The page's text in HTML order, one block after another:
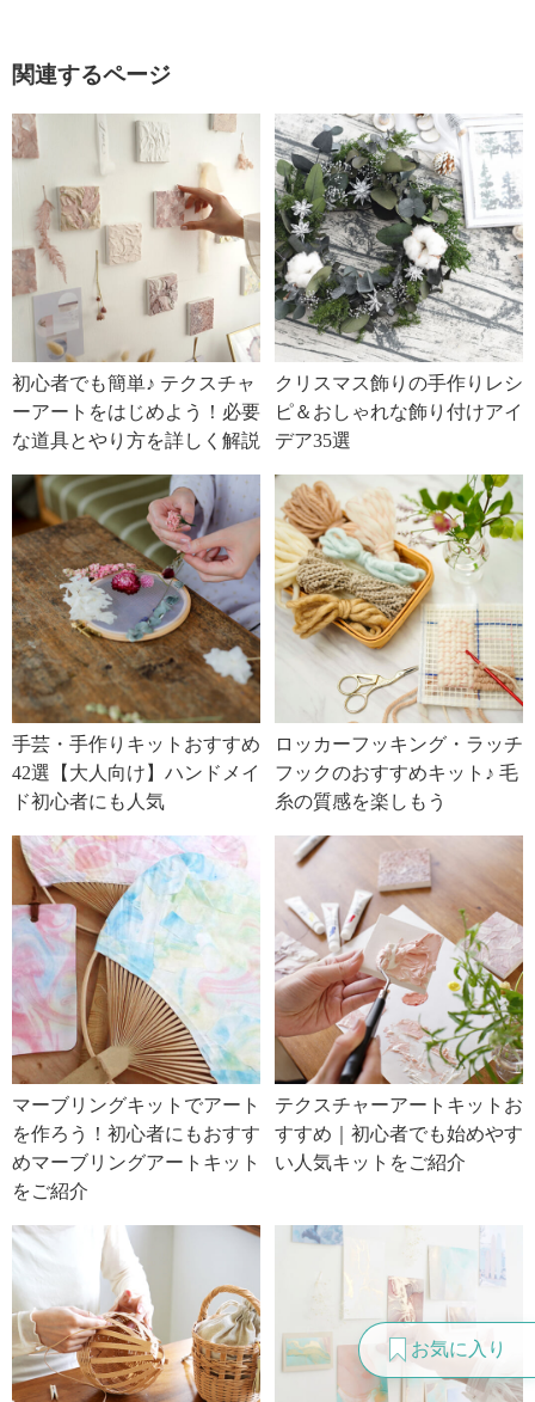
お気に入り
関連するページ
初心者でも簡単♪ テクスチャ
ーアートをはじめよう！必要
な道具とやり方を詳しく解説
クリスマス飾りの手作りレシ
ピ＆おしゃれな飾り付けアイ
デア35選
手芸・手作りキットおすすめ
42選【大人向け】ハンドメイ
ド初心者にも人気
ロッカーフッキング・ラッチ
フックのおすすめキット♪ 毛
糸の質感を楽しもう
マーブリングキットでアート
を作ろう！初心者にもおすす
めマーブリングアートキット
をご紹介
テクスチャーアートキットお
すすめ｜初心者でも始めやす
い人気キットをご紹介